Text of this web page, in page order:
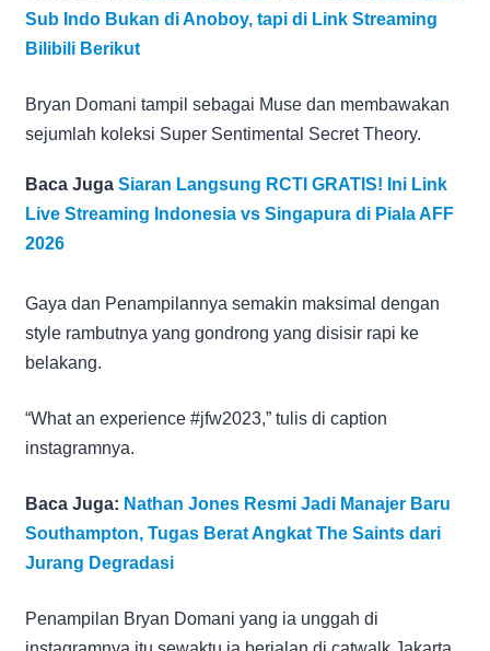
Sub Indo Bukan di Anoboy, tapi di Link Streaming
Bilibili Berikut
Bryan Domani tampil sebagai Muse dan membawakan
sejumlah koleksi Super Sentimental Secret Theory.
Baca Juga Siaran Langsung RCTI GRATIS! Ini Link
Live Streaming Indonesia vs Singapura di Piala AFF
2026
Gaya dan Penampilannya semakin maksimal dengan
style rambutnya yang gondrong yang disisir rapi ke
belakang.
“What an experience #jfw2023,” tulis di caption
instagramnya.
Baca Juga: Nathan Jones Resmi Jadi Manajer Baru
Southampton, Tugas Berat Angkat The Saints dari
Jurang Degradasi
Penampilan Bryan Domani yang ia unggah di